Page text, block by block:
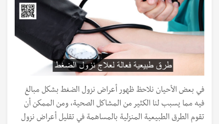
في بعض الأحيان نلاحظ ظهور أعراض نزول الضغط بشكل مبالغ
فيه مما يسبب لنا الكثير من المشاكل الصحية، ومن الممكن أن
تقوم الطرق الطبيعية المنزلية بالمساهمة في تقليل أعراض نزول